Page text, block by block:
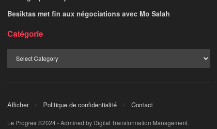
Besiktas met fin aux négociations avec Mo Salah
Catégorie
Afficher Politique de confidentialité Contact
Le Progres ©2024 - Admined by Digital Transformation Management.